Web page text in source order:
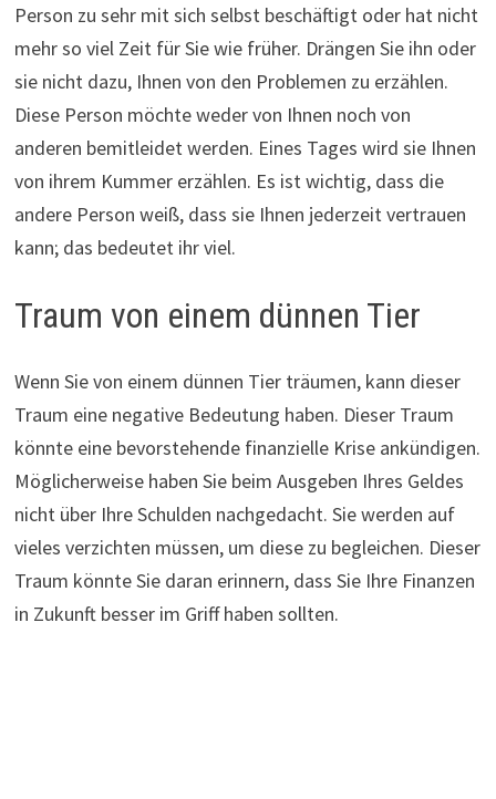
Person zu sehr mit sich selbst beschäftigt oder hat nicht
mehr so ​​viel Zeit für Sie wie früher. Drängen Sie ihn oder
sie nicht dazu, Ihnen von den Problemen zu erzählen.
Diese Person möchte weder von Ihnen noch von
anderen bemitleidet werden. Eines Tages wird sie Ihnen
von ihrem Kummer erzählen. Es ist wichtig, dass die
andere Person weiß, dass sie Ihnen jederzeit vertrauen
kann; das bedeutet ihr viel.
Traum von einem dünnen Tier
Wenn Sie von einem dünnen Tier träumen, kann dieser
Traum eine negative Bedeutung haben. Dieser Traum
könnte eine bevorstehende finanzielle Krise ankündigen.
Möglicherweise haben Sie beim Ausgeben Ihres Geldes
nicht über Ihre Schulden nachgedacht. Sie werden auf
vieles verzichten müssen, um diese zu begleichen. Dieser
Traum könnte Sie daran erinnern, dass Sie Ihre Finanzen
in Zukunft besser im Griff haben sollten.